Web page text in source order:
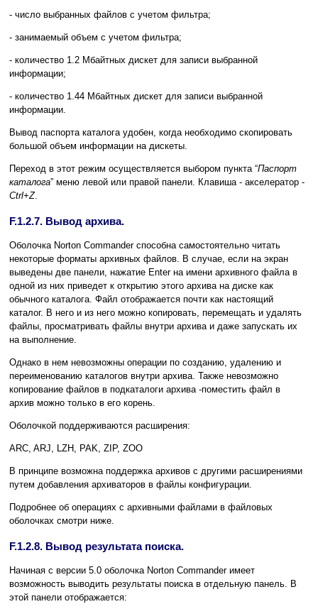
- число выбранных файлов с учетом фильтра;
- занимаемый объем с учетом фильтра;
- количество 1.2 Мбайтных дискет для записи выбранной
информации;
- количество 1.44 Мбайтных дискет для записи выбранной
информации.
Вывод паспорта каталога удобен, когда необходимо скопировать
большой объем информации на дискеты.
Переход в этот режим осуществляется выбором пункта “Паспорт
каталога” меню левой или правой панели. Клавиша - акселератор -
Ctrl+Z.
F.1.2.7. Вывод архива.
Оболочка Norton Commander способна самостоятельно читать
некоторые форматы архивных файлов. В случае, если на экран
выведены две панели, нажатие Enter на имени архивного файла в
одной из них приведет к открытию этого архива на диске как
обычного каталога. Файл отображается почти как настоящий
каталог. В него и из него можно копировать, перемещать и удалять
файлы, просматривать файлы внутри архива и даже запускать их
на выполнение.
Однако в нем невозможны операции по созданию, удалению и
переименованию каталогов внутри архива. Также невозможно
копирование файлов в подкаталоги архива -поместить файл в
архив можно только в его корень.
Оболочкой поддерживаются расширения:
ARC, ARJ, LZH, PAK, ZIP, ZOO
В принципе возможна поддержка архивов с другими расширениями
путем добавления архиваторов в файлы конфигурации.
Подробнее об операциях с архивными файлами в файловых
оболочках смотри ниже.
F.1.2.8. Вывод результата поиска.
Начиная с версии 5.0 оболочка Norton Commander имеет
возможность выводить результаты поиска в отдельную панель. В
этой панели отображается: